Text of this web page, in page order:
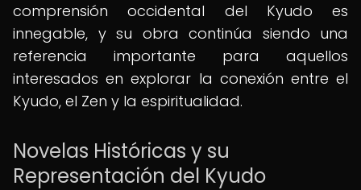
comprensión occidental del Kyudo es
innegable, y su obra continúa siendo una
referencia importante para aquellos
interesados en explorar la conexión entre el
Kyudo, el Zen y la espiritualidad.
Novelas Históricas y su
Representación del Kyudo